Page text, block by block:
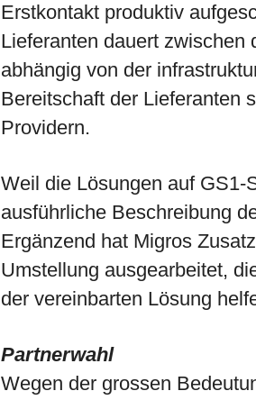
Erstkontakt produktiv
Lieferanten dauert zwischen
abhängig von der
Bereitschaft der Lieferanten
Providern.
Weil die Lösungen auf GS1-
ausführliche Beschreibung
Ergänzend hat Migros
Umstellung ausgearbeitet,
der vereinbarten Lösung
Partnerwahl
Wegen der grossen